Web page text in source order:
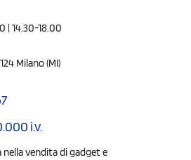
| 14.30-18.00
Milano (MI)
i.v.
nella vendita di gadget e